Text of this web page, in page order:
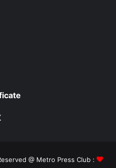
@ Metro Press Club :